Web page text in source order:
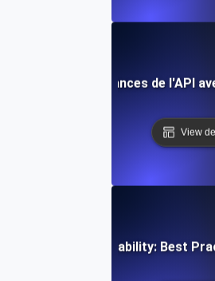
des performances de l'API
View
Time API Observability: Best